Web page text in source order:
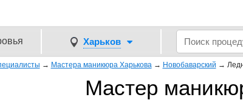
Харьков
→ Мастера маникюра Харькова → Новобаварский →
Мастер